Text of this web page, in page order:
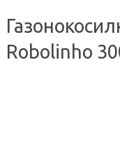
Robolinho